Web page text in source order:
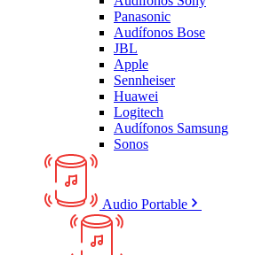
Panasonic
Audífonos Bose
JBL
Apple
Sennheiser
Huawei
Logitech
Audífonos Samsung
Sonos
Audio Portable